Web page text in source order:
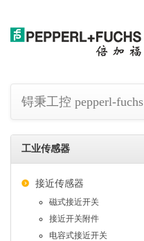
锝秉工控 pepperl-fuchs
工业传感器
接近传感器
磁式接近开关
接近开关附件
电容式接近开关